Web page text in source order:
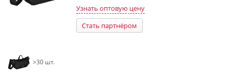
Узнать оптовую цену
Стать партнёром
>30 шт.